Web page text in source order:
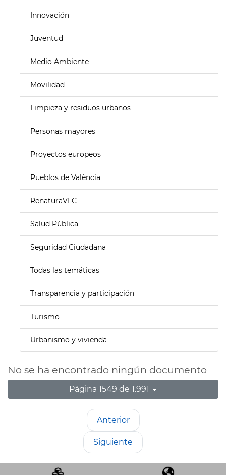
Innovación
Juventud
Medio Ambiente
Movilidad
Limpieza y residuos urbanos
Personas mayores
Proyectos europeos
Pueblos de València
RenaturaVLC
Salud Pública
Seguridad Ciudadana
Todas las temáticas
Transparencia y participación
Turismo
Urbanismo y vivienda
No se ha encontrado ningún documento
Página 1549 de 1.991
Anterior
Siguiente